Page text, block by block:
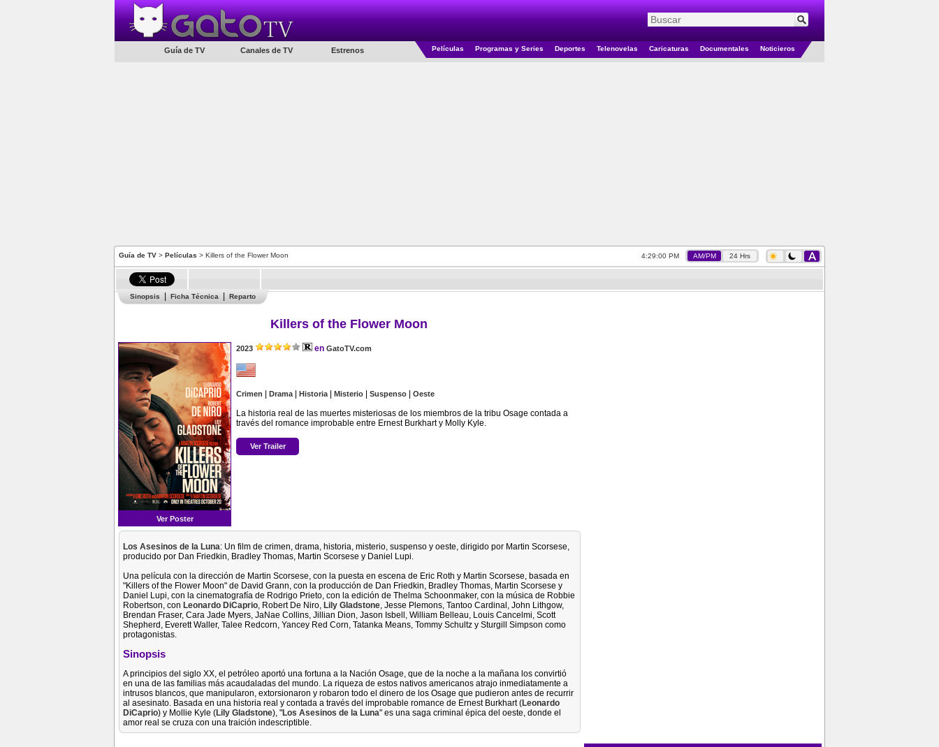
Guía de TV Canales de TV Estrenos Películas Programas y Series Deportes Telenovelas Caricaturas Documentales Noticieros
Guía de TV > Películas > Killers of the Flower Moon 4:29:01 PM AM/PM 24 Hrs
Sinopsis Ficha Técnica Reparto
Killers of the Flower Moon
Ver Poster
2023 en GatoTV.com
Crimen Drama| Historia| Misterio Suspenso Oeste
La historia real de las muertes misteriosas de los miembros de la tribu Osage contada a
través del romance improbable entre Ernest Burkhart y Molly Kyle.
Ver Trailer
Los Asesinos de la Luna: Un film de crimen, drama, historia, misterio, suspenso y oeste, dirigido por Martin Scorsese,
producido por Dan Friedkin, Bradley Thomas, Martin Scorsese y Daniel Lupi.
Una película con la dirección de Martin Scorsese, con la puesta en escena de Eric Roth y Martin Scorsese, basada en
"Killers of the Flower Moon" de David Grann, con la producción de Dan Friedkin, Bradley Thomas, Martin Scorsese y
Daniel Lupi, con la cinematografía de Rodrigo Prieto, con la edición de Thelma Schoonmaker, con la música de Robbie
Robertson, con Leonardo DiCaprio, Robert De Niro, Lily Gladstone, Jesse Plemons, Tantoo Cardinal, John Lithgow,
Brendan Fraser, Cara Jade Myers, JaNae Collins, Jillian Dion, Jason Isbell, William Belleau, Louis Cancelmi, Scott
Shepherd, Everett Waller, Talee Redcorn, Yancey Red Corn, Tatanka Means, Tommy Schultz y Sturgill Simpson como
protagonistas.
Sinopsis
A principios del siglo XX, el petróleo aportó una fortuna a la Nación Osage, que de la noche a la mañana los convirtió
en una de las familias más acaudaladas del mundo. La riqueza de estos nativos americanos atrajo inmediatamente a
intrusos blancos, que manipularon, extorsionaron y robaron todo el dinero de los Osage que pudieron antes de recurrir
al asesinato. Basada en una historia real y contada a través del improbable romance de Ernest Burkhart (Leonardo
DiCaprio) y Mollie Kyle (Lily Gladstone), "Los Asesinos de la Luna" es una saga criminal épica del oeste, donde el
amor real se cruza con una traición indescriptible.